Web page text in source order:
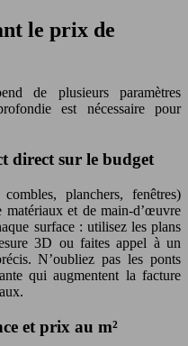
le prix de
de plusieurs paramètres
est nécessaire pour
direct sur le budget
planchers, fenêtres)
matériaux et de main-d’œuvre
surface : utilisez les plans
3D ou faites appel à un
N’oubliez pas les ponts
qui augmentent la facture
et prix au m²